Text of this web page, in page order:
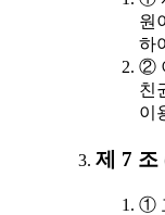
원
하
②
친
이
제 7 조
①